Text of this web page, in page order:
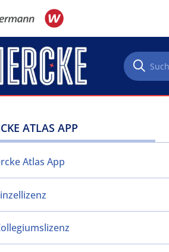
ATLAS APP
Atlas App